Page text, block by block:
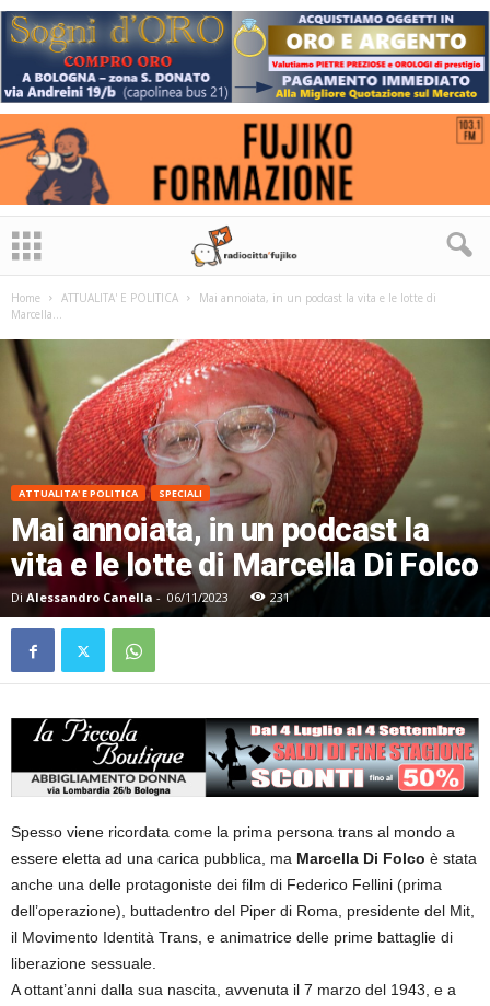
Home ATTUALITA' E POLITICA
Mai annoiata, in un podcast la vita e le lotte di
Marcella...
ATTUALITA' E POLITICA SPECIALI
Mai annoiata, in un podcast la
vita e le lotte di Marcella Di Folco
Di Alessandro Canella - 06/11/2023 231
Spesso viene ricordata come la prima persona trans al mondo a
essere eletta ad una carica pubblica, ma Marcella Di Folco è stata
anche una delle protagoniste dei film di Federico Fellini (prima
dell’operazione), buttadentro del Piper di Roma, presidente del Mit,
il Movimento Identità Trans, e animatrice delle prime battaglie di
liberazione sessuale.
A ottant’anni dalla sua nascita, avvenuta il 7 marzo del 1943, e a